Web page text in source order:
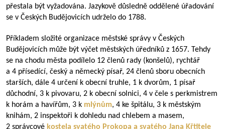
přestala být vyžadována. Jazykově důsledně oddělené úřadování
se v Českých Budějovicích udrželo do 1788.
Příkladem složité organizace městské správy v Českých
Budějovicích může být výčet městských úředníků z 1657. Tehdy
se na chodu města podílelo 12 členů rady (konšelů), rychtář
a 4 přísedící, český a německý písař, 24 členů sboru obecních
starších, dále 4 určení k obecní truhle, 1 k dvorům, 1 písař
důchodní, 3 k pivovaru, 2 k obecní solnici, 4 v čele s perkmistrem
k horám a havířům, 3 k mlýnům, 4 ke špitálu, 3 k městským
knihám, 2 inspektoři k dohledu nad chlebem a masem,
2 správcové kostela svatého Prokopa a svatého Jana Křtitele